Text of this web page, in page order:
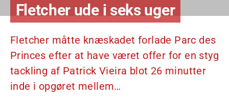
Fletcher ude i seks uger
Fletcher måtte knæskadet forlade Parc des
Princes efter at have været offer for en styg
tackling af Patrick Vieira blot 26 minutter
inde i opgøret mellem…